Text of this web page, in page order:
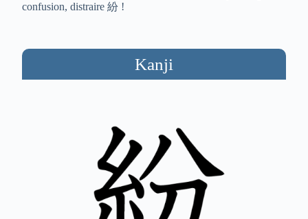
confusion, distraire 紛 !
Kanji